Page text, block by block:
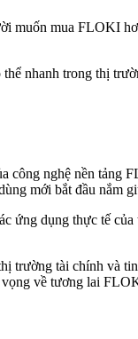
muốn mua FLOKI
nhanh trong thị
nghệ nền tảng
mới bắt đầu nắm
dụng thực tế
trường tài chính và
về tương lai